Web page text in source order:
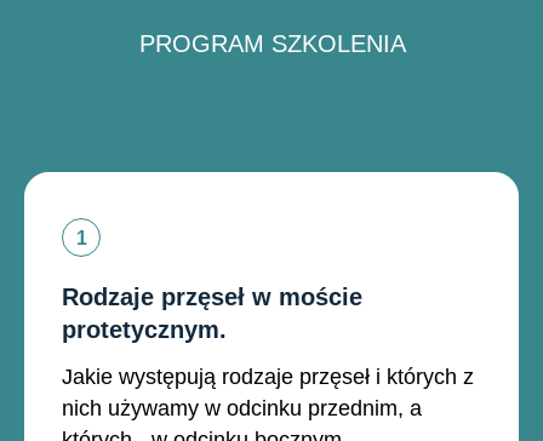
PROGRAM SZKOLENIA
Rodzaje przęseł w moście
protetycznym.
Jakie występują rodzaje przęseł i których z
nich używamy w odcinku przednim, a